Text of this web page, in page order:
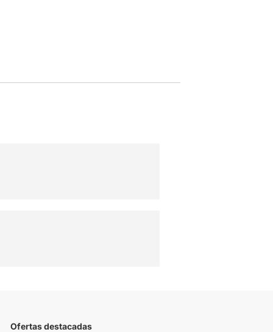
Ofertas destacadas